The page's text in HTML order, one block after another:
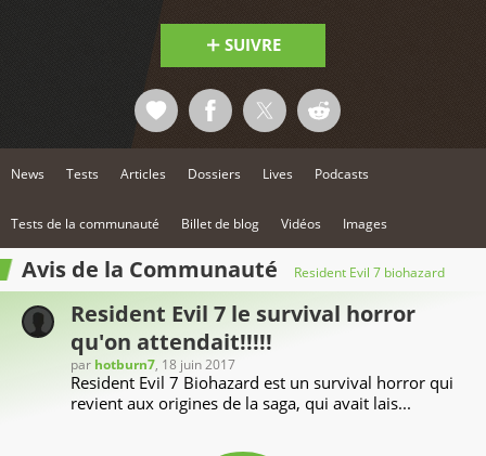
Découvrez la plantation dès maintenant sur le PlayStation
Plus - La démo teaser 'Beginning Hour" est disponible
pour les abonnés au PlayStation Plus.
SUIVRE
News Tests Articles Dossiers Lives Podcasts
Tests de la communauté Billet de blog Vidéos Images
Avis de la Communauté Resident Evil 7 biohazard
Resident Evil 7 le survival horror
qu'on attendait!!!!!
par hotburn7, 18 juin 2017
Resident Evil 7 Biohazard est un survival horror qui
revient aux origines de la saga, qui avait lais...